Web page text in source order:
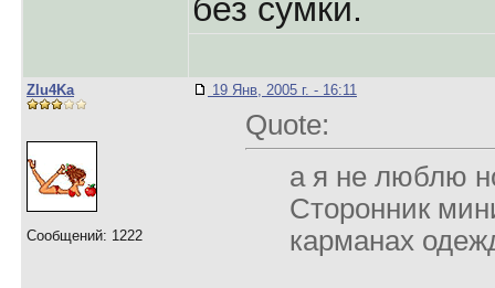
без сумки.
Zlu4Ka
Сообщений: 1222
19 Янв, 2005 г. - 16:11
Quote:
а я не люблю
Сторонник
карманах